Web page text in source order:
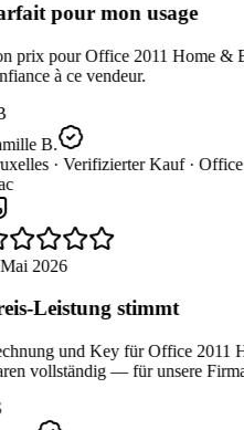
pour mon usage
prix pour Office 2011 Home &
à ce vendeur.
B.
· Verifizierter Kauf · Office
2026
Leistung stimmt
und Key für Office 2011
vollständig — für unsere